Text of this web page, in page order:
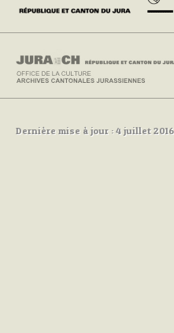
Dernière mise à jour : 4 juillet 2016